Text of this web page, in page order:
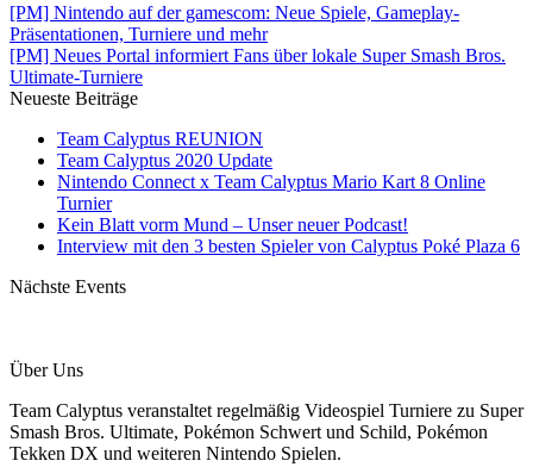
[PM] Nintendo auf der gamescom: Neue Spiele, Gameplay-
Präsentationen, Turniere und mehr
[PM] Neues Portal informiert Fans über lokale Super Smash Bros.
Ultimate-Turniere
Neueste Beiträge
Team Calyptus REUNION
Team Calyptus 2020 Update
Nintendo Connect x Team Calyptus Mario Kart 8 Online
Turnier
Kein Blatt vorm Mund – Unser neuer Podcast!
Interview mit den 3 besten Spieler von Calyptus Poké Plaza 6
Nächste Events
Über Uns
Team Calyptus veranstaltet regelmäßig Videospiel Turniere zu Super
Smash Bros. Ultimate, Pokémon Schwert und Schild, Pokémon
Tekken DX und weiteren Nintendo Spielen.